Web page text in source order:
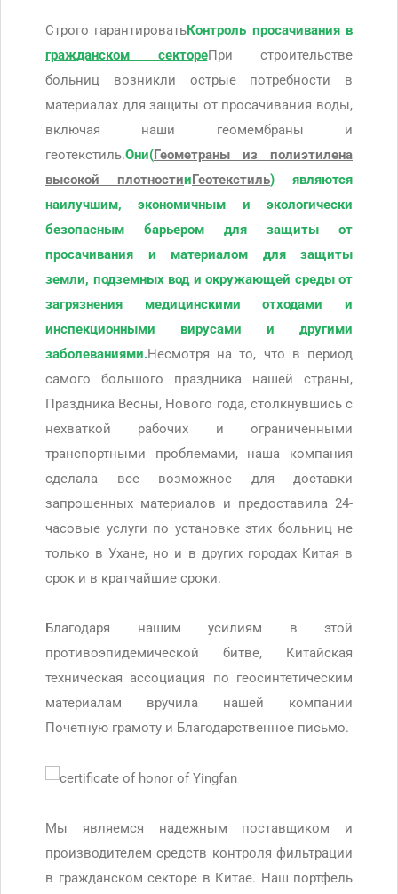
Строго гарантироватьКонтроль просачивания в
гражданском сектореПри строительстве
больниц возникли острые потребности в
материалах для защиты от просачивания воды,
включая наши геомембраны и
геотекстиль.Они(Геометраны из полиэтилена
высокой плотностииГеотекстиль) являются
наилучшим, экономичным и экологически
безопасным барьером для защиты от
просачивания и материалом для защиты
земли, подземных вод и окружающей среды от
загрязнения медицинскими отходами и
инспекционными вирусами и другими
заболеваниями.Несмотря на то, что в период
самого большого праздника нашей страны,
Праздника Весны, Нового года, столкнувшись с
нехваткой рабочих и ограниченными
транспортными проблемами, наша компания
сделала все возможное для доставки
запрошенных материалов и предоставила 24-
часовые услуги по установке этих больниц не
только в Ухане, но и в других городах Китая в
срок и в кратчайшие сроки.
Благодаря нашим усилиям в этой
противоэпидемической битве, Китайская
техническая ассоциация по геосинтетическим
материалам вручила нашей компании
Почетную грамоту и Благодарственное письмо.
Мы являемся надежным поставщиком и
производителем средств контроля фильтрации
в гражданском секторе в Китае. Наш портфель